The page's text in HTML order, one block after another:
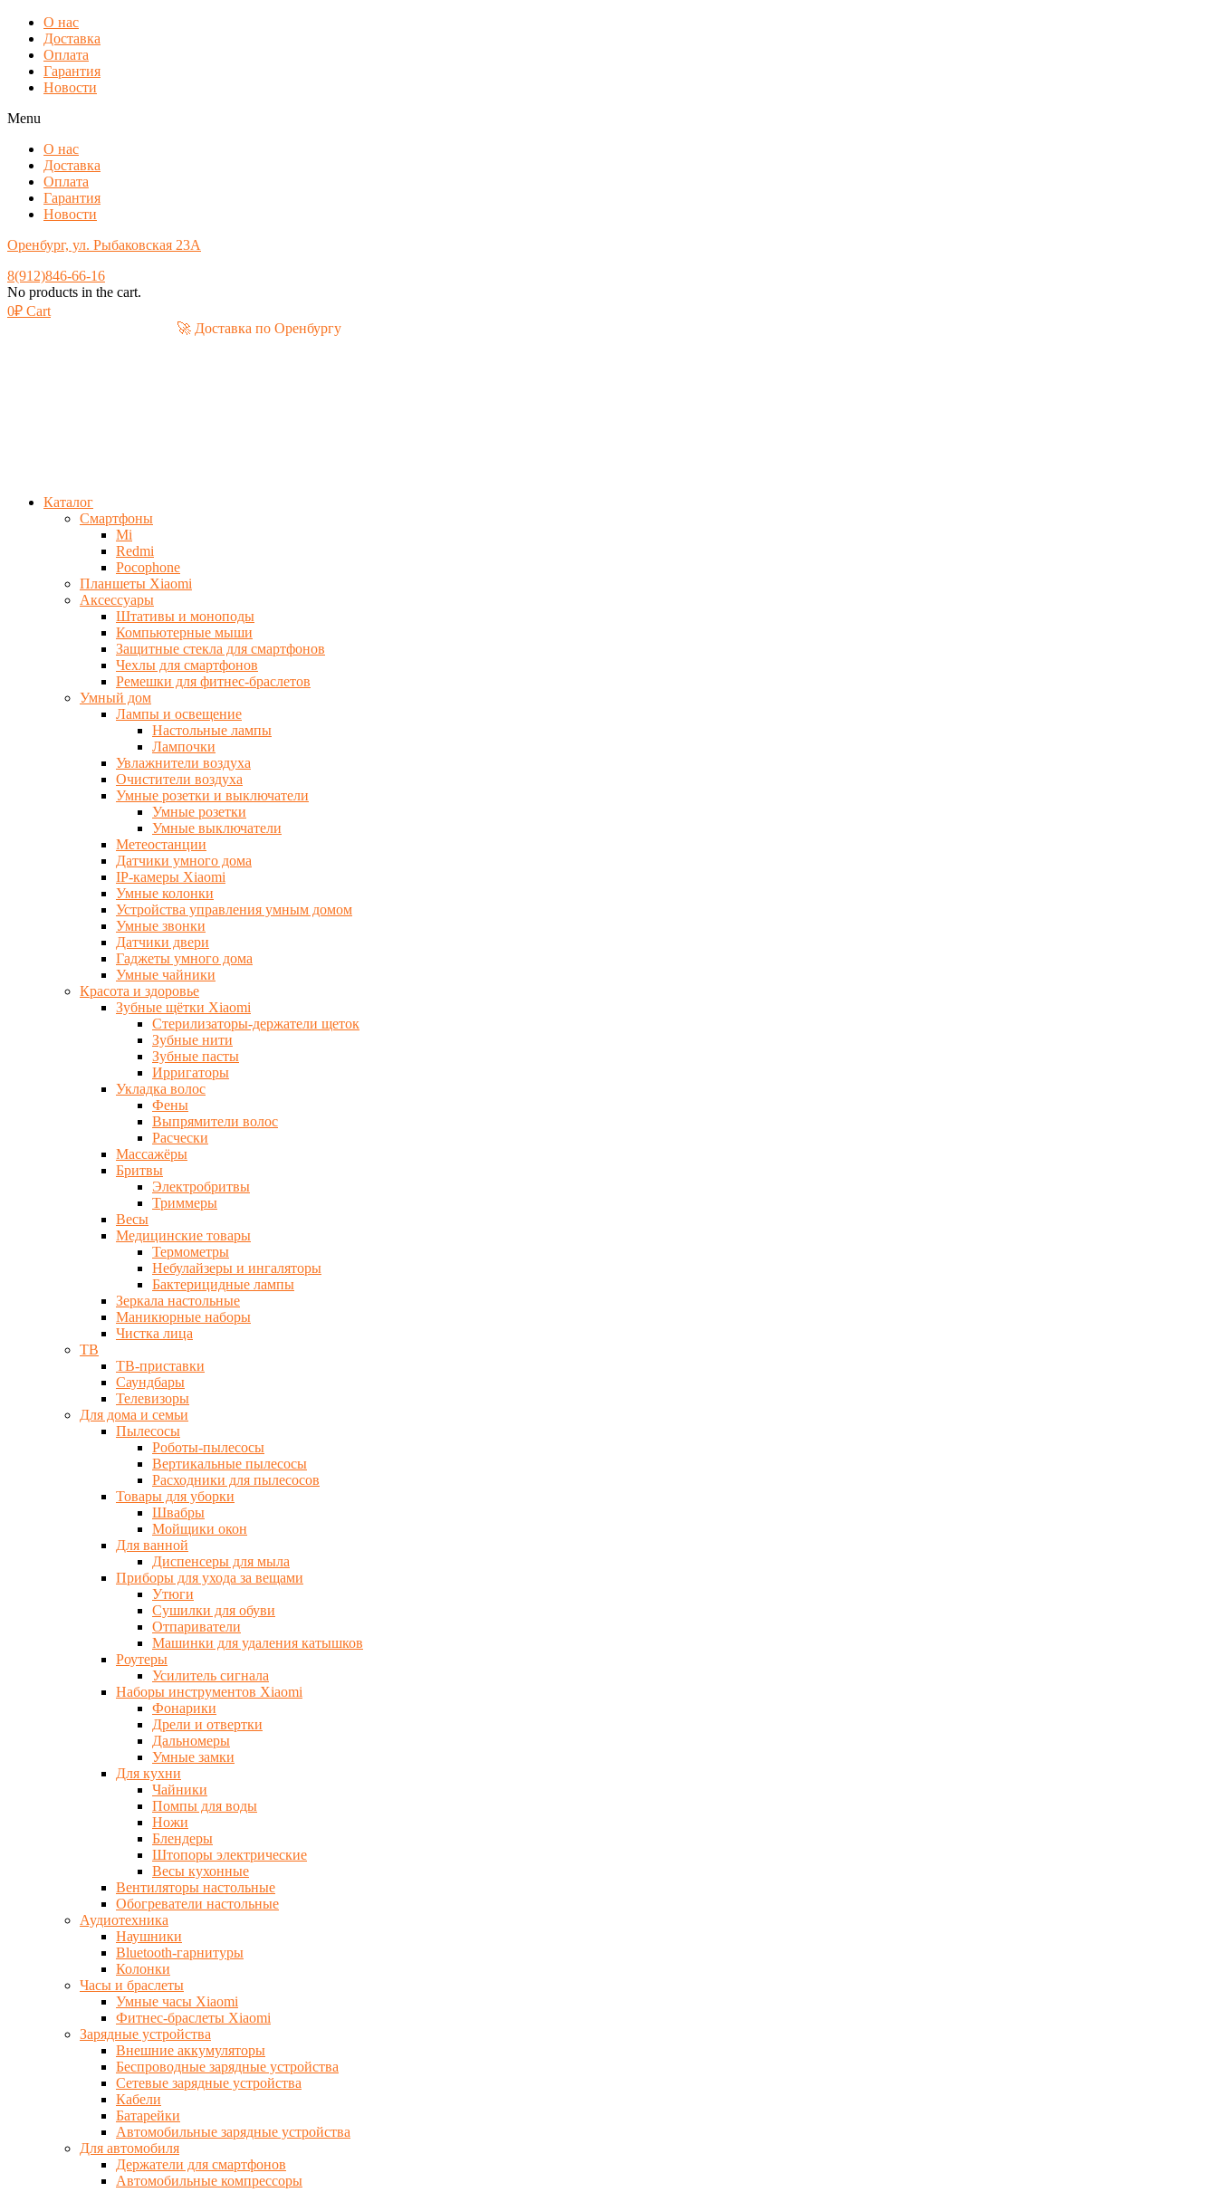
О нас
Доставка
Оплата
Гарантия
Новости
Menu
О нас
Доставка
Оплата
Гарантия
Новости
Оренбург, ул. Рыбаковская 23А
8(912)846-66-16
No products in the cart.
0₽ Cart
🚀 Доставка по Оренбургу
Каталог
Смартфоны
Mi
Redmi
Pocophone
Планшеты Xiaomi
Аксессуары
Штативы и моноподы
Компьютерные мыши
Защитные стекла для смартфонов
Чехлы для смартфонов
Ремешки для фитнес-браслетов
Умный дом
Лампы и освещение
Настольные лампы
Лампочки
Увлажнители воздуха
Очистители воздуха
Умные розетки и выключатели
Умные розетки
Умные выключатели
Метеостанции
Датчики умного дома
IP-камеры Xiaomi
Умные колонки
Устройства управления умным домом
Умные звонки
Датчики двери
Гаджеты умного дома
Умные чайники
Красота и здоровье
Зубные щётки Xiaomi
Стерилизаторы-держатели щеток
Зубные нити
Зубные пасты
Ирригаторы
Укладка волос
Фены
Выпрямители волос
Расчески
Массажёры
Бритвы
Электробритвы
Триммеры
Весы
Медицинские товары
Термометры
Небулайзеры и ингаляторы
Бактерицидные лампы
Зеркала настольные
Маникюрные наборы
Чистка лица
ТВ
ТВ-приставки
Саундбары
Телевизоры
Для дома и семьи
Пылесосы
Роботы-пылесосы
Вертикальные пылесосы
Расходники для пылесосов
Товары для уборки
Швабры
Мойщики окон
Для ванной
Диспенсеры для мыла
Приборы для ухода за вещами
Утюги
Сушилки для обуви
Отпариватели
Машинки для удаления катышков
Роутеры
Усилитель сигнала
Наборы инструментов Xiaomi
Фонарики
Дрели и отвертки
Дальномеры
Умные замки
Для кухни
Чайники
Помпы для воды
Ножи
Блендеры
Штопоры электрические
Весы кухонные
Вентиляторы настольные
Обогреватели настольные
Аудиотехника
Наушники
Bluetooth-гарнитуры
Колонки
Часы и браслеты
Умные часы Xiaomi
Фитнес-браслеты Xiaomi
Зарядные устройства
Внешние аккумуляторы
Беспроводные зарядные устройства
Сетевые зарядные устройства
Кабели
Батарейки
Автомобильные зарядные устройства
Для автомобиля
Держатели для смартфонов
Автомобильные компрессоры